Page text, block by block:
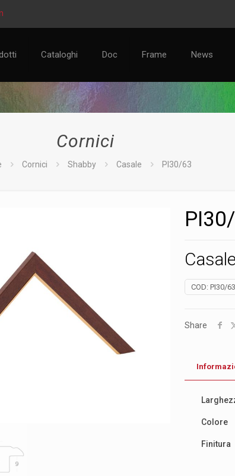
Cataloghi Doc Frame News
Cornici
Cornici Shabby Casale PI30/63
COD: PI30/63
Share
Colore
Finitura